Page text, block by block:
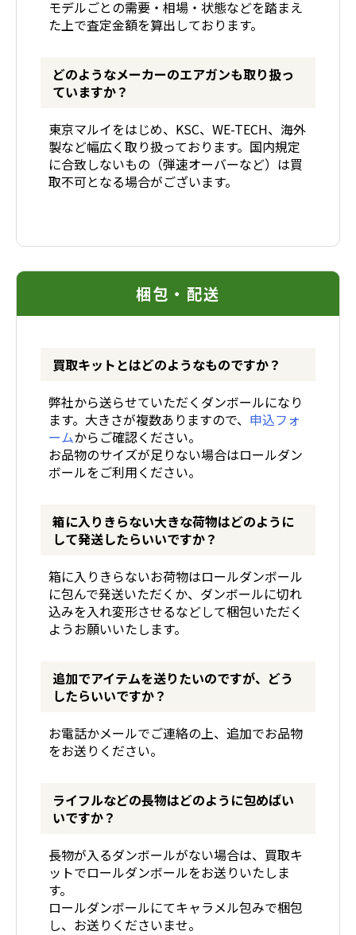
モデルごとの需要・相場・状態などを踏まえ
た上で査定金額を算出しております。
どのようなメーカーのエアガンも取り扱っ
ていますか？
東京マルイをはじめ、KSC、WE-TECH、海外
製など幅広く取り扱っております。国内規定
に合致しないもの（弾速オーバーなど）は買
取不可となる場合がございます。
梱包・配送
買取キットとはどのようなものですか？
弊社から送らせていただくダンボールになり
ます。大きさが複数ありますので、 申込フォ
ームからご確認ください。
お品物のサイズが足りない場合はロールダン
ボールをご利用ください。
箱に入りきらない大きな荷物はどのように
して発送したらいいですか？
箱に入りきらないお荷物はロールダンボール
に包んで発送いただくか、ダンボールに切れ
込みを入れ変形させるなどして梱包いただく
ようお願いいたします。
追加でアイテムを送りたいのですが、どう
したらいいですか？
お電話かメールでご連絡の上、追加でお品物
をお送りください。
ライフルなどの長物はどのように包めばい
いですか？
長物が入るダンボールがない場合は、買取キ
ットでロールダンボールをお送りいたしま
す。
ロールダンボールにてキャラメル包みで梱包
し、お送りくださいませ。